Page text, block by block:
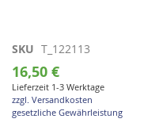
Zum
Anfang
der
Bildgalerie
springen
SKU T_122113
16,50 €
Lieferzeit 1-3 Werktage
zzgl. Versandkosten
gesetzliche Gewährleistung